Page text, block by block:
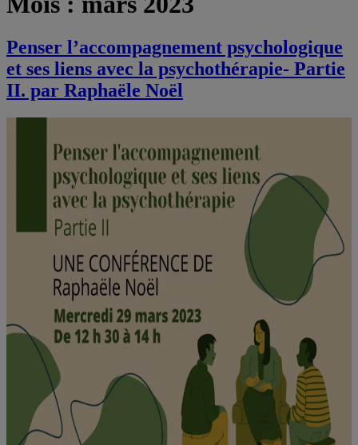
Penser l’accompagnement psychologique
et ses liens avec la psychothérapie- Partie
II. par Raphaële Noël